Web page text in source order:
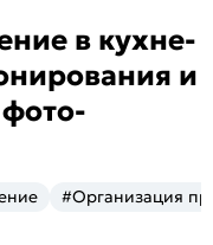
в кухне-
и
#Организация